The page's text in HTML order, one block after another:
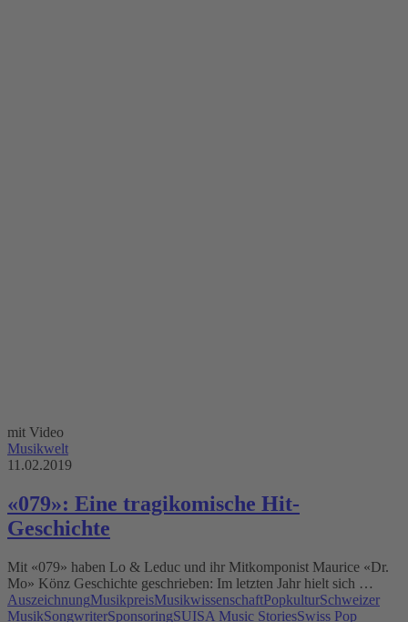
mit Video
Musikwelt
11.02.2019
«079»: Eine tragikomische Hit-
Geschichte
Mit «079» haben Lo & Leduc und ihr Mitkomponist Maurice «Dr.
Mo» Könz Geschichte geschrieben: Im letzten Jahr hielt sich …
AuszeichnungMusikpreisMusikwissenschaftPopkulturSchweizer
MusikSongwriterSponsoringSUISA Music StoriesSwiss Pop